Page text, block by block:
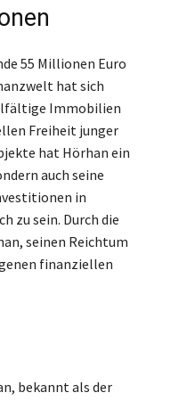
55 Millionen Euro
hat sich
Immobilien
Freiheit junger
hat Hörhan ein
auch seine
in
zu sein. Durch die
seinen Reichtum
finanziellen
bekannt als der